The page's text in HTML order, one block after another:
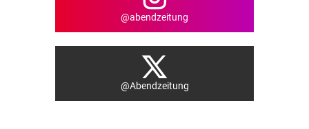
@abendzeitung
@Abendzeitung